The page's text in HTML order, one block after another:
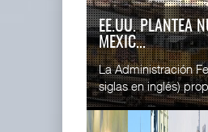
EE.UU. PLANTEA
MEXIC...
La Administración
siglas en inglés)
05